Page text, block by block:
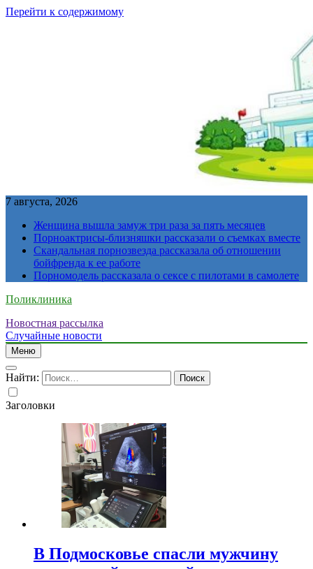
Перейти к содержимому
7 августа, 2026
Женщина вышла замуж три раза за пять месяцев
Порноактрисы-близняшки рассказали о съемках вместе
Скандальная порнозвезда рассказала об отношении
бойфренда к ее работе
Порномодель рассказала о сексе с пилотами в самолете
Поликлиника
Новостная рассылка
Случайные новости
Меню
Найти:
Заголовки
В Подмосковье спасли мужчину